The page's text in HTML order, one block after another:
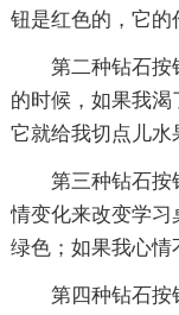
钮是红色的，它的
第二种钻石按钮
的时候，如果我渴
它就给我切点儿水
第三种钻石按钮
情变化来改变学
绿色；如果我心情
第四种钻石按钮